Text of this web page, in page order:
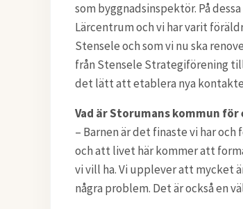
som byggnadsinspektör. På
Lärcentrum och vi har varit
Stensele och som vi nu ska
från Stensele Strategiförening
det lätt att etablera nya
Vad är Storumans kommun för
– Barnen är det finaste vi har
och att livet här kommer att
vi vill ha. Vi upplever att mycket
några problem. Det är också en